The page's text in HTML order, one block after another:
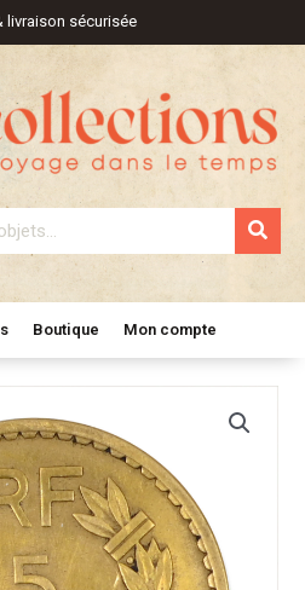
livraison sécurisée
Boutique Mon compte